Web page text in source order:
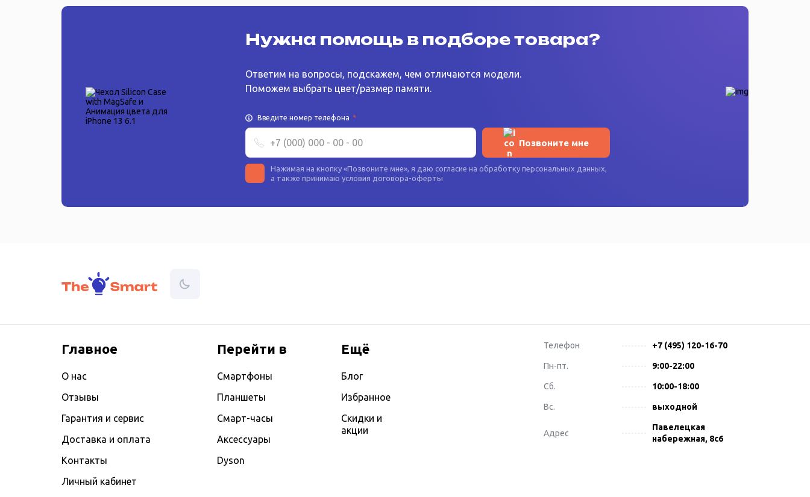
Нужна помощь в подборе товара?
Ответим на вопросы, подскажем, чем отличаются модели.
Поможем выбрать цвет/размер памяти.
Введите номер телефона *
Позвоните мне
Нажимая на кнопку «Позвоните мне», я даю согласие на обработку персональных данных,
а также принимаю условия договора-оферты
Главное
О нас
Отзывы
Гарантия и сервис
Доставка и оплата
Контакты
Личный кабинет
Перейти в
Смартфоны
Планшеты
Смарт-часы
Аксессуары
Dyson
Ещё
Блог
Избранное
Скидки и
акции
Телефон +7 (495) 120-16-70
Пн-пт. 9:00-22:00
Сб. 10:00-18:00
Вс. выходной
Адрес
Павелецкая
набережная, 8с6